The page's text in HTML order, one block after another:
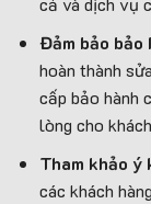
Đảm bảo bảo
hoàn thành
cấp bảo hành
lòng cho
Tham khảo ý
các khách